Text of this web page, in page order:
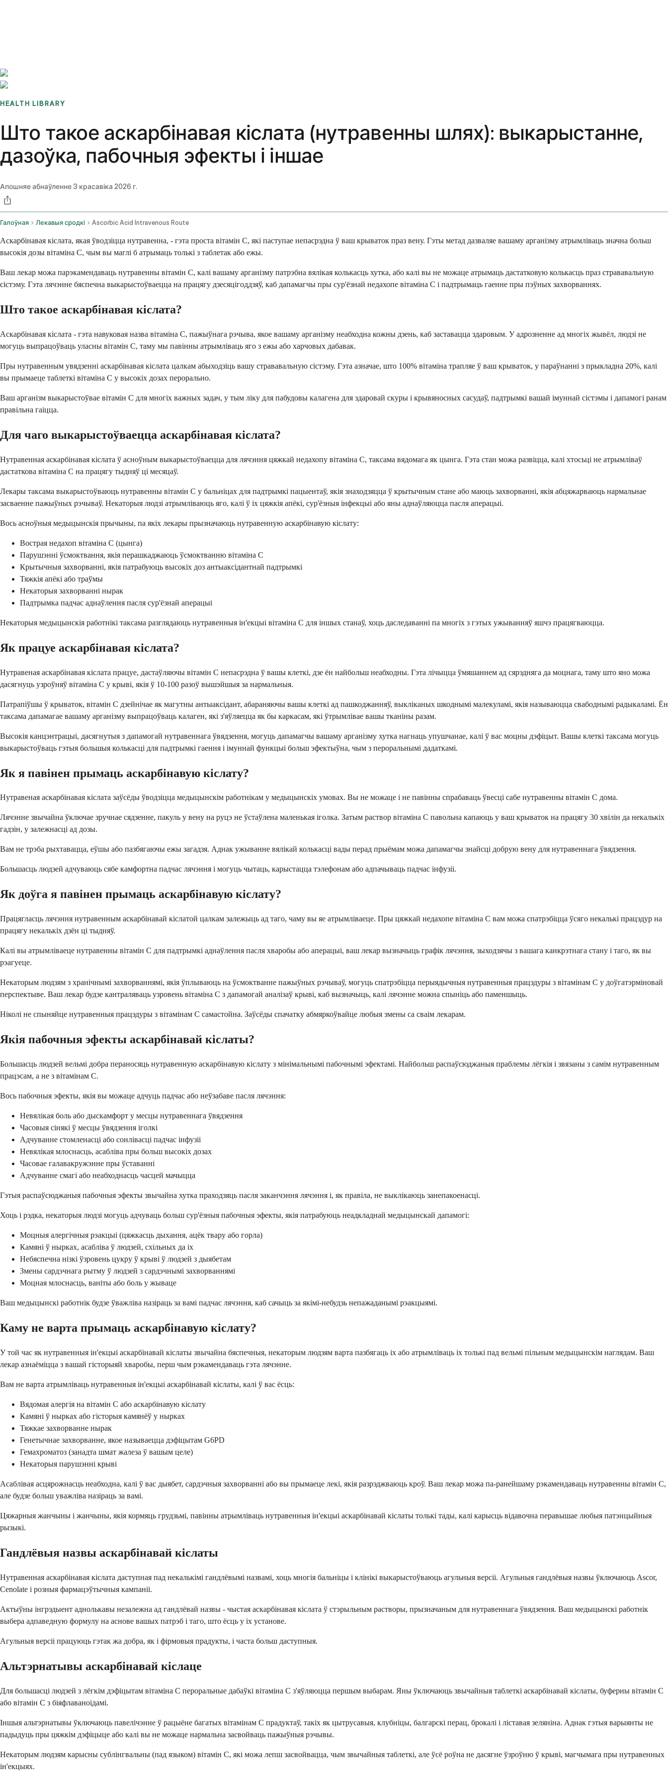
HEALTH LIBRARY
Што такое аскарбінавая кіслата (нутравенны шлях): выкарыстанне,
дазоўка, пабочныя эфекты і іншае
Апошняе абнаўленне3 красавіка 2026 г.
Галоўная Лекавыя сродкі Ascorbic Acid Intravenous Route
Аскарбінавая кіслата, якая ўводзіцца нутравенна, - гэта проста вітамін С, які паступае непасрэдна ў ваш крываток праз вену. Гэты метад дазваляе вашаму арганізму атрымліваць значна больш
высокія дозы вітаміна С, чым вы маглі б атрымаць толькі з таблетак або ежы.
Ваш лекар можа парэкамендаваць нутравенны вітамін С, калі вашаму арганізму патрэбна вялікая колькасць хутка, або калі вы не можаце атрымаць дастатковую колькасць праз стрававальную
сістэму. Гэта лячэнне бяспечна выкарыстоўваецца на працягу дзесяцігоддзяў, каб дапамагчы пры сур'ёзнай недахопе вітаміна С і падтрымаць гаенне пры пэўных захворваннях.
Што такое аскарбінавая кіслата?
Аскарбінавая кіслата - гэта навуковая назва вітаміна С, пажыўнага рэчыва, якое вашаму арганізму неабходна кожны дзень, каб заставацца здаровым. У адрозненне ад многіх жывёл, людзі не
могуць выпрацоўваць уласны вітамін С, таму мы павінны атрымліваць яго з ежы або харчовых дабавак.
Пры нутравенным увядзенні аскарбінавая кіслата цалкам абыходзіць вашу стрававальную сістэму. Гэта азначае, што 100% вітаміна трапляе ў ваш крываток, у параўнанні з прыкладна 20%, калі
вы прымаеце таблеткі вітаміна С у высокіх дозах перорально.
Ваш арганізм выкарыстоўвае вітамін С для многіх важных задач, у тым ліку для пабудовы калагена для здаровай скуры і крывяносных сасудаў, падтрымкі вашай імуннай сістэмы і дапамогі ранам
правільна гаіцца.
Для чаго выкарыстоўваецца аскарбінавая кіслата?
Нутравенная аскарбінавая кіслата ў асноўным выкарыстоўваецца для лячэння цяжкай недахопу вітаміна С, таксама вядомага як цынга. Гэта стан можа развіцца, калі хтосьці не атрымліваў
дастаткова вітаміна С на працягу тыдняў ці месяцаў.
Лекары таксама выкарыстоўваюць нутравенны вітамін С у бальніцах для падтрымкі пацыентаў, якія знаходзяцца ў крытычным стане або маюць захворванні, якія абцяжарваюць нармальнае
засваенне пажыўных рэчываў. Некаторыя людзі атрымліваюць яго, калі ў іх цяжкія апёкі, сур'ёзныя інфекцыі або яны аднаўляюцца пасля аперацыі.
Вось асноўныя медыцынскія прычыны, па якіх лекары прызначаюць нутравенную аскарбінавую кіслату:
Вострая недахоп вітаміна C (цынга)
Парушэнні ўсмоктвання, якія перашкаджаюць ўсмоктванню вітаміна C
Крытычныя захворванні, якія патрабуюць высокіх доз антыаксідантнай падтрымкі
Тяжкія апёкі або траўмы
Некаторыя захворванні нырак
Падтрымка падчас аднаўлення пасля сур'ёзнай аперацыі
Некаторыя медыцынскія работнікі таксама разглядаюць нутравенныя ін'екцыі вітаміна C для іншых станаў, хоць даследаванні па многіх з гэтых ужыванняў яшчэ працягваюцца.
Як працуе аскарбінавая кіслата?
Нутравеная аскарбінавая кіслата працуе, дастаўляючы вітамін C непасрэдна ў вашы клеткі, дзе ён найбольш неабходны. Гэта лічыцца ўмяшаннем ад сярэдняга да моцнага, таму што яно можа
дасягнуць узроўняў вітаміна C у крыві, якія ў 10-100 разоў вышэйшыя за нармальныя.
Патрапіўшы ў крываток, вітамін C дзейнічае як магутны антыаксідант, абараняючы вашы клеткі ад пашкоджанняў, выкліканых шкоднымі малекуламі, якія называюцца свабоднымі радыкаламі. Ён
таксама дапамагае вашаму арганізму выпрацоўваць калаген, які з'яўляецца як бы каркасам, які ўтрымлівае вашы тканіны разам.
Высокія канцэнтрацыі, дасягнутыя з дапамогай нутравеннага ўвядзення, могуць дапамагчы вашаму арганізму хутка нагнаць упушчанае, калі ў вас моцны дэфіцыт. Вашы клеткі таксама могуць
выкарыстоўваць гэтыя большыя колькасці для падтрымкі гаення і імуннай функцыі больш эфектыўна, чым з пероральнымі дадаткамі.
Як я павінен прымаць аскарбінавую кіслату?
Нутравеная аскарбінавая кіслата заўсёды ўводзіцца медыцынскім работнікам у медыцынскіх умовах. Вы не можаце і не павінны спрабаваць ўвесці сабе нутравенны вітамін C дома.
Лячэнне звычайна ўключае зручнае сядзенне, пакуль у вену на руцэ не ўстаўлена маленькая іголка. Затым раствор вітаміна C павольна капаюць у ваш крываток на працягу 30 хвілін да некалькіх
гадзін, у залежнасці ад дозы.
Вам не трэба рыхтавацца, еўшы або пазбягаючы ежы загадзя. Аднак ужыванне вялікай колькасці вады перад прыёмам можа дапамагчы знайсці добрую вену для нутравеннага ўвядзення.
Большасць людзей адчуваюць сябе камфортна падчас лячэння і могуць чытаць, карыстацца тэлефонам або адпачываць падчас інфузіі.
Як доўга я павінен прымаць аскарбінавую кіслату?
Працягласць лячэння нутравенным аскарбінавай кіслатой цалкам залежыць ад таго, чаму вы яе атрымліваеце. Пры цяжкай недахопе вітаміна С вам можа спатрэбіцца ўсяго некалькі працэдур на
працягу некалькіх дзён ці тыдняў.
Калі вы атрымліваеце нутравенны вітамін С для падтрымкі аднаўлення пасля хваробы або аперацыі, ваш лекар вызначыць графік лячэння, зыходзячы з вашага канкрэтнага стану і таго, як вы
рэагуеце.
Некаторым людзям з хранічнымі захворваннямі, якія ўплываюць на ўсмоктванне пажыўных рэчываў, могуць спатрэбіцца перыядычныя нутравенныя працэдуры з вітамінам С у доўгатэрміновай
перспектыве. Ваш лекар будзе кантраляваць узровень вітаміна С з дапамогай аналізаў крыві, каб вызначыць, калі лячэнне можна спыніць або паменшыць.
Ніколі не спыняйце нутравенныя працэдуры з вітамінам С самастойна. Заўсёды спачатку абмяркоўвайце любыя змены са сваім лекарам.
Якія пабочныя эфекты аскарбінавай кіслаты?
Большасць людзей вельмі добра пераносяць нутравенную аскарбінавую кіслату з мінімальнымі пабочнымі эфектамі. Найбольш распаўсюджаныя праблемы лёгкія і звязаны з самім нутравенным
працэсам, а не з вітамінам С.
Вось пабочныя эфекты, якія вы можаце адчуць падчас або неўзабаве пасля лячэння:
Невялікая боль або дыскамфорт у месцы нутравеннага ўвядзення
Часовыя сінякі ў месцы ўвядзення іголкі
Адчуванне стомленасці або сонлівасці падчас інфузіі
Невялікая млоснасць, асабліва пры больш высокіх дозах
Часовае галавакружэнне пры ўставанні
Адчуванне смагі або неабходнасць часцей мачыцца
Гэтыя распаўсюджаныя пабочныя эфекты звычайна хутка праходзяць пасля заканчэння лячэння і, як правіла, не выклікаюць занепакоенасці.
Хоць і рэдка, некаторыя людзі могуць адчуваць больш сур'ёзныя пабочныя эфекты, якія патрабуюць неадкладнай медыцынскай дапамогі:
Моцныя алергічныя рэакцыі (цяжкасць дыхання, ацёк твару або горла)
Камяні ў нырках, асабліва ў людзей, схільных да іх
Небяспечна нізкі ўзровень цукру ў крыві ў людзей з дыябетам
Змены сардэчнага рытму ў людзей з сардэчнымі захворваннямі
Моцная млоснасць, ваніты або боль у жываце
Ваш медыцынскі работнік будзе ўважліва назіраць за вамі падчас лячэння, каб сачыць за якімі-небудзь непажаданымі рэакцыямі.
Каму не варта прымаць аскарбінавую кіслату?
У той час як нутравенныя ін'екцыі аскарбінавай кіслаты звычайна бяспечныя, некаторым людзям варта пазбягаць іх або атрымліваць іх толькі пад вельмі пільным медыцынскім наглядам. Ваш
лекар азнаёміцца з вашай гісторыяй хваробы, перш чым рэкамендаваць гэта лячэнне.
Вам не варта атрымліваць нутравенныя ін'екцыі аскарбінавай кіслаты, калі ў вас ёсць:
Вядомая алергія на вітамін С або аскарбінавую кіслату
Камяні ў нырках або гісторыя камянёў у нырках
Тяжкае захворванне нырак
Генетычнае захворванне, якое называецца дэфіцытам G6PD
Гемахроматоз (занадта шмат жалеза ў вашым целе)
Некаторыя парушэнні крыві
Асаблівая асцярожнасць неабходна, калі ў вас дыябет, сардэчныя захворванні або вы прымаеце лекі, якія разрэджваюць кроў. Ваш лекар можа па-ранейшаму рэкамендаваць нутравенны вітамін С,
але будзе больш уважліва назіраць за вамі.
Цяжарныя жанчыны і жанчыны, якія кормяць грудзьмі, павінны атрымліваць нутравенныя ін'екцыі аскарбінавай кіслаты толькі тады, калі карысць відавочна перавышае любыя патэнцыйныя
рызыкі.
Гандлёвыя назвы аскарбінавай кіслаты
Нутравенная аскарбінавая кіслата даступная пад некалькімі гандлёвымі назвамі, хоць многія бальніцы і клінікі выкарыстоўваюць агульныя версіі. Агульныя гандлёвыя назвы ўключаюць Ascor,
Cenolate і розныя фармацэўтычныя кампаніі.
Актыўны інгрэдыент аднолькавы незалежна ад гандлёвай назвы - чыстая аскарбінавая кіслата ў стэрыльным растворы, прызначаным для нутравеннага ўвядзення. Ваш медыцынскі работнік
выбера адпаведную формулу на аснове вашых патрэб і таго, што ёсць у іх установе.
Агульныя версіі працуюць гэтак жа добра, як і фірмовыя прадукты, і часта больш даступныя.
Альтэрнатывы аскарбінавай кіслаце
Для большасці людзей з лёгкім дэфіцытам вітаміна C пероральные дабаўкі вітаміна C з'яўляюцца першым выбарам. Яны ўключаюць звычайныя таблеткі аскарбінавай кіслаты, буферны вітамін C
або вітамін C з біяфлаваноідамі.
Іншыя альтэрнатывы ўключаюць павелічэнне ў рацыёне багатых вітамінам C прадуктаў, такіх як цытрусавыя, клубніцы, балгарскі перац, брокалі і ліставая зеляніна. Аднак гэтыя варыянты не
падыдуць пры цяжкім дэфіцыце або калі вы не можаце нармальна засвойваць пажыўныя рэчывы.
Некаторым людзям карысны сублінгвальны (пад языком) вітамін C, які можа лепш засвойвацца, чым звычайныя таблеткі, але ўсё роўна не дасягне ўзроўню ў крыві, магчымага пры нутравенных
ін'екцыях.